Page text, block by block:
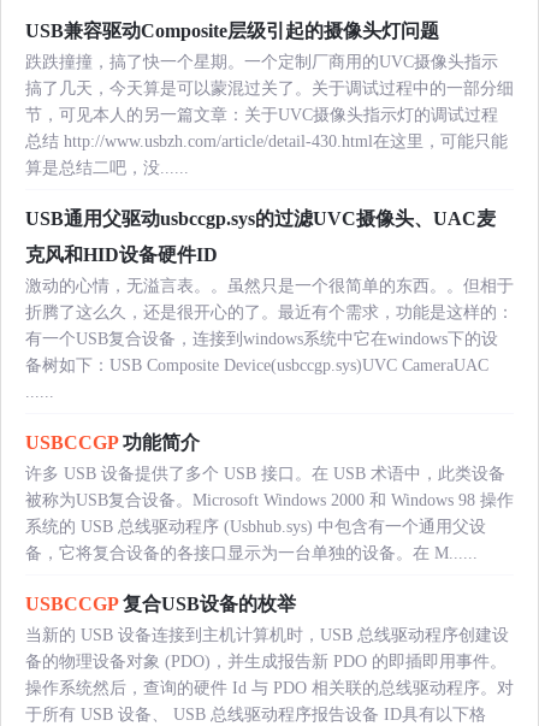
USB兼容驱动Composite层级引起的摄像头灯问题
跌跌撞撞，搞了快一个星期。一个定制厂商用的UVC摄像头指示
搞了几天，今天算是可以蒙混过关了。关于调试过程中的一部分细
节，可见本人的另一篇文章：关于UVC摄像头指示灯的调试过程
总结 http://www.usbzh.com/article/detail-430.html在这里，可能只能
算是总结二吧，没......
USB通用父驱动usbccgp.sys的过滤UVC摄像头、UAC麦
克风和HID设备硬件ID
激动的心情，无溢言表。。虽然只是一个很简单的东西。。但相于
折腾了这么久，还是很开心的了。最近有个需求，功能是这样的：
有一个USB复合设备，连接到windows系统中它在windows下的设
备树如下：USB Composite Device(usbccgp.sys)UVC CameraUAC
......
USBCCGP功能简介
许多 USB 设备提供了多个 USB 接口。在 USB 术语中，此类设备
被称为USB复合设备。Microsoft Windows 2000 和 Windows 98 操作
系统的 USB 总线驱动程序 (Usbhub.sys) 中包含有一个通用父设
备，它将复合设备的各接口显示为一台单独的设备。在 M......
USBCCGP复合USB设备的枚举
当新的 USB 设备连接到主机计算机时，USB 总线驱动程序创建设
备的物理设备对象 (PDO)，并生成报告新 PDO 的即插即用事件。
操作系统然后，查询的硬件 Id 与 PDO 相关联的总线驱动程序。对
于所有 USB 设备、 USB 总线驱动程序报告设备 ID具有以下格